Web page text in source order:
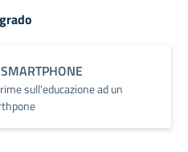
sull'educazione ad un